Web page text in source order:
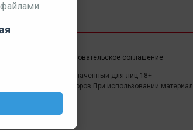
Пользовательское соглашение
контент, предназначенный для лиц 18+
отдельных авторов.При использовании